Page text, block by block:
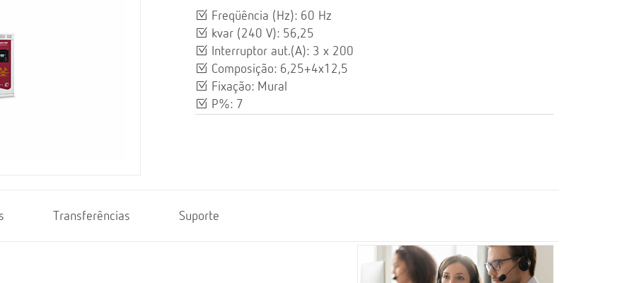
Freqüência (Hz): 60 Hz
kvar (240 V): 56,25
Interruptor aut.(A): 3 x 200
Composição: 6,25+4x12,5
Fixação: Mural
P%: 7
Transferências Suporte